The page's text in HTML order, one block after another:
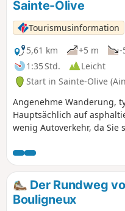
Sainte-Olive
Tourismusinformation
5,61 km
+5 m
-
1:35 Std.
Leicht
Start in Sainte-Olive
Angenehme Wanderung,
Hauptsächlich auf
wenig Autoverkehr, da Sie
die im Jahr 2020 geflutet
frei und Sie werden viele
können. Die Wanderung
Landschaften geprägt:
ein Blick auf das Beaujolais.
Der Rundweg
Bouligneux